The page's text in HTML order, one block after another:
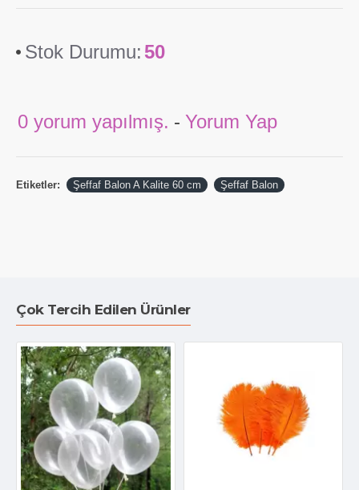
Stok Durumu: 50
0 yorum yapılmış. - Yorum Yap
Etiketler: Şeffaf Balon A Kalite 60 cm Şeffaf Balon
Çok Tercih Edilen Ürünler